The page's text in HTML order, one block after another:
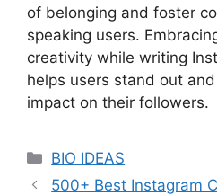
of belonging and foster
speaking users.
creativity while writing
helps users stand out
impact on their followers.
Categories
BIO IDEAS
500+ Best Instagram